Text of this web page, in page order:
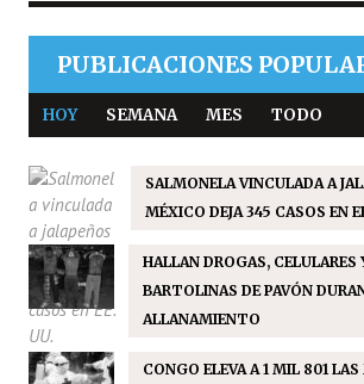
PUBLICACIONES
HOY SEMANA MES TODO
SALMONELA VINCULADA A
MÉXICO DEJA 345 CASOS EN
HALLAN DROGAS, CELULARES
BARTOLINAS DE PAVÓN
ALLANAMIENTO
CONGO ELEVA A 1 MIL 801